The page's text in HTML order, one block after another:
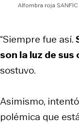
Alfombra roja
“Siempre fue así.
son la luz de sus
sostuvo.
Asimismo,
polémica que